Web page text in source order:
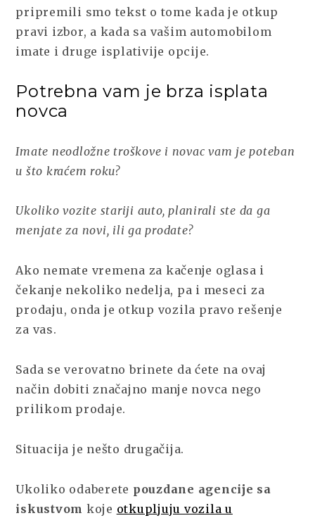
pripremili smo tekst o tome kada je otkup
pravi izbor, a kada sa vašim automobilom
imate i druge isplativije opcije.
Potrebna vam je brza isplata
novca
Imate neodložne troškove i novac vam je poteban
u što kraćem roku?
Ukoliko vozite stariji auto, planirali ste da ga
menjate za novi, ili ga prodate?
Ako nemate vremena za kačenje oglasa i
čekanje nekoliko nedelja, pa i meseci za
prodaju, onda je otkup vozila pravo rešenje
za vas.
Sada se verovatno brinete da ćete na ovaj
način dobiti značajno manje novca nego
prilikom prodaje.
Situacija je nešto drugačija.
Ukoliko odaberete pouzdane agencije sa
iskustvom koje otkupljuju vozila u